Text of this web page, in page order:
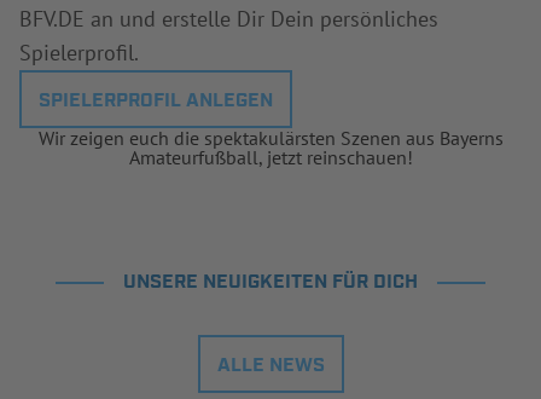
BFV.DE an und erstelle Dir Dein persönliches
Spielerprofil.
SPIELERPROFIL ANLEGEN
Wir zeigen euch die spektakulärsten Szenen aus Bayerns
Amateurfußball, jetzt reinschauen!
UNSERE NEUIGKEITEN FÜR DICH
ALLE NEWS